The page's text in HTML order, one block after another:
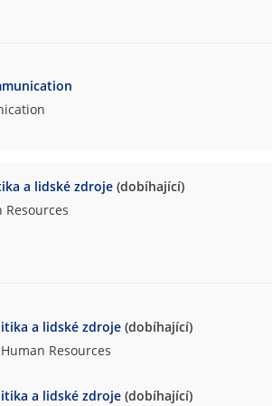
a lidské zdroje (dobíhající)
Resources
a lidské zdroje (dobíhající)
Resources
a lidské zdroje (dobíhající)